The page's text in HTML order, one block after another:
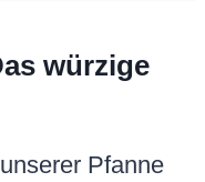
würzige
Pfanne